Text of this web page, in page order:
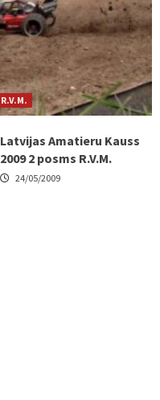
R.V.M.
Latvijas Amatieru Kauss
2009 2 posms R.V.M.
24/05/2009